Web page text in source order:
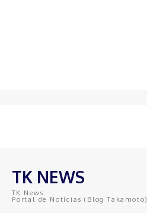
TK NEWS
TK News
Portal de Notícias (Blog Takamoto)